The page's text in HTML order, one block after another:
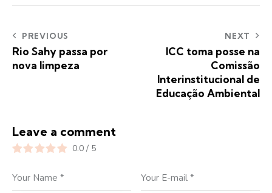
PREVIOUS
Rio Sahy passa por
nova limpeza
NEXT
ICC toma posse na
Comissão
Interinstitucional de
Educação Ambiental
Leave a comment
0.0 / 5